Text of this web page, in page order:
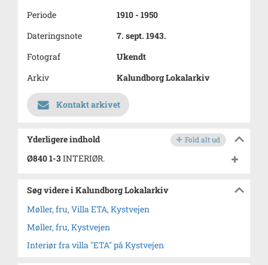
Periode
1910 - 1950
Dateringsnote
7. sept. 1943.
Fotograf
Ukendt
Arkiv
Kalundborg Lokalarkiv
Kontakt arkivet
Yderligere indhold Fold alt ud
Ø840 1-3INTERIØR.
Søg videre i Kalundborg Lokalarkiv
Møller, fru, Villa ETA, Kystvejen
Møller, fru, Kystvejen
Interiør fra villa "ETA" på Kystvejen